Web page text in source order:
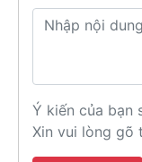
Ý kiến của bạn
Xin vui lòng gõ